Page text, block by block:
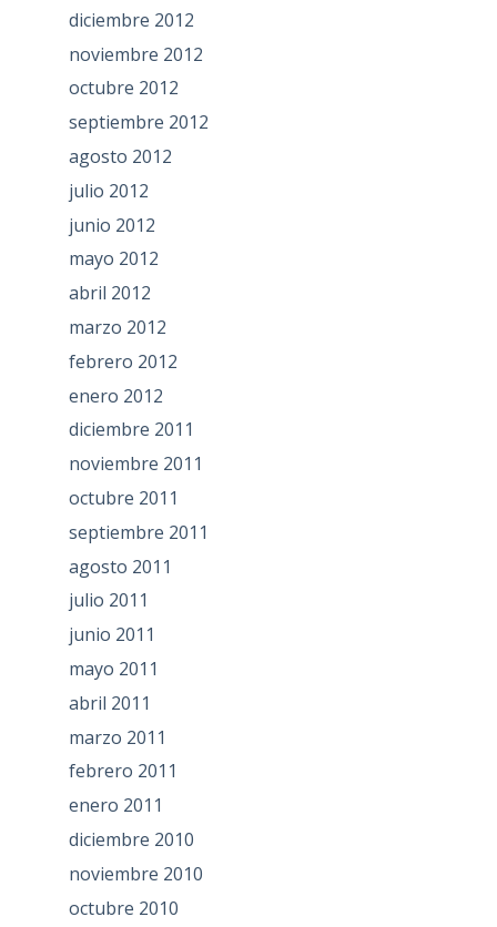
diciembre 2012
noviembre 2012
octubre 2012
septiembre 2012
agosto 2012
julio 2012
junio 2012
mayo 2012
abril 2012
marzo 2012
febrero 2012
enero 2012
diciembre 2011
noviembre 2011
octubre 2011
septiembre 2011
agosto 2011
julio 2011
junio 2011
mayo 2011
abril 2011
marzo 2011
febrero 2011
enero 2011
diciembre 2010
noviembre 2010
octubre 2010